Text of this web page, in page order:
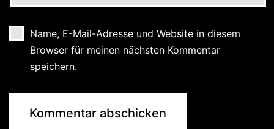
Name, E-Mail-Adresse und Website in diesem
Browser für meinen nächsten Kommentar
speichern.